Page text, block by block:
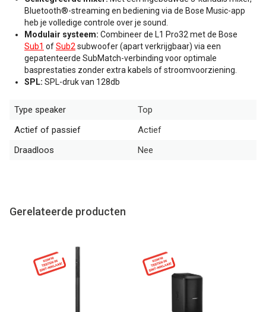
Bluetooth®-streaming en bediening via de Bose Music-app
heb je volledige controle over je sound.
Modulair systeem: Combineer de L1 Pro32 met de Bose
Sub1 ofSub2 subwoofer (apart verkrijgbaar) via een
gepatenteerde SubMatch-verbinding voor optimale
basprestaties zonder extra kabels of stroomvoorziening.
SPL: SPL-druk van 128db
Type speaker
Top
Actief of passief
Actief
Draadloos
Nee
Gerelateerde producten